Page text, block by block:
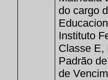
do cargo
Instituto
Classe E,
Padrão
de